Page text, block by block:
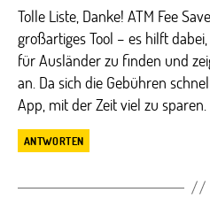
Tolle Liste, Danke! ATM Fee
großartiges Tool – es hilft
für Ausländer zu finden und
an. Da sich die Gebühren
App, mit der Zeit viel zu
ANTWORTEN